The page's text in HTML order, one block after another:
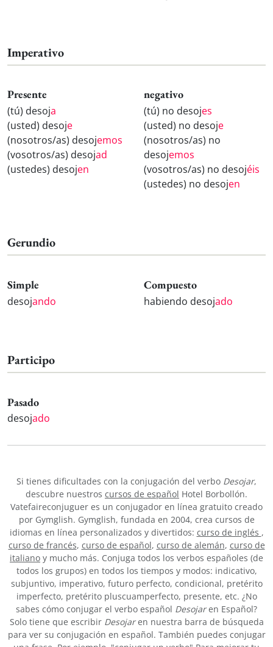
Imperativo
Presente
(tú) desoja
(usted) desoje
(nosotros/as) desojemos
(vosotros/as) desojad
(ustedes) desojen
negativo
(tú) no desojes
(usted) no desoje
(nosotros/as) no
desojemos
(vosotros/as) no desojéis
(ustedes) no desojen
Gerundio
Simple
desojando
Compuesto
habiendo desojado
Participo
Pasado
desojado
Si tienes dificultades con la conjugación del verbo Desojar,
descubre nuestros cursos de español Hotel Borbollón.
Vatefaireconjuguer es un conjugador en línea gratuito creado
por Gymglish. Gymglish, fundada en 2004, crea cursos de
idiomas en línea personalizados y divertidos: curso de inglés ,
curso de francés, curso de español, curso de alemán, curso de
italiano y mucho más. Conjuga todos los verbos españoles (de
todos los grupos) en todos los tiempos y modos: indicativo,
subjuntivo, imperativo, futuro perfecto, condicional, pretérito
imperfecto, pretérito pluscuamperfecto, presente, etc. ¿No
sabes cómo conjugar el verbo español Desojaren Español?
Solo tiene que escribir Desojaren nuestra barra de búsqueda
para ver su conjugación en español. También puedes conjugar